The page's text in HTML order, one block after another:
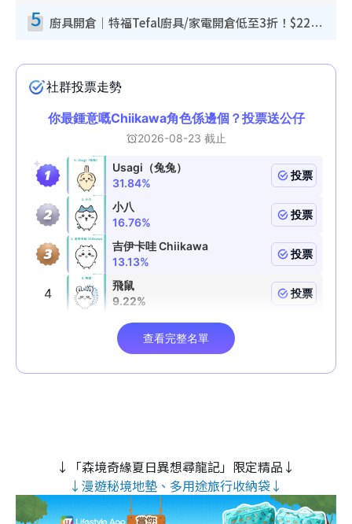
5 廚具開倉｜特福Tefal廚具/家電開倉低至3折！$220起買平底鍋/炒鑊/湯煲！電飯煲/吸塵機/燙斗$418起
↓「森境奇緣夏日異想尋龍記」限定精品↓
↓漫遊秘境地墊、多用途旅行收納袋↓